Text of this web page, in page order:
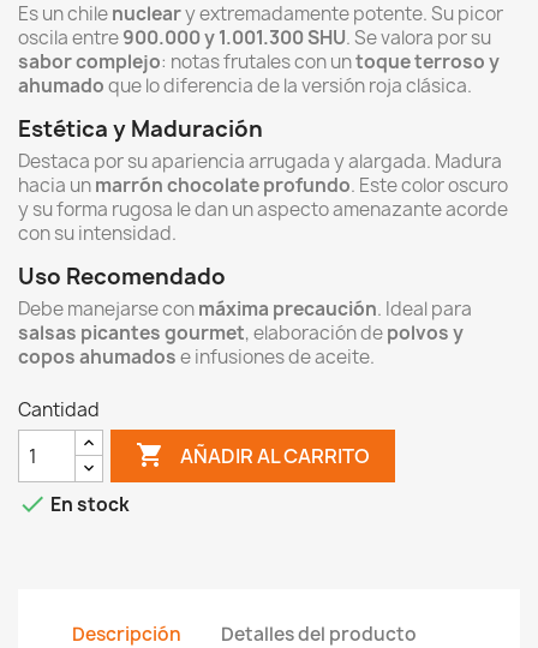
Es un chilenucleary extremadamente potente. Su picor
oscila entre900.000 y 1.001.300 SHU. Se valora por su
sabor complejo: notas frutales con untoque terroso y
ahumadoque lo diferencia de la versión roja clásica.
Estética y Maduración
Destaca por su apariencia arrugada y alargada. Madura
hacia unmarrón chocolate profundo. Este color oscuro
y su forma rugosa le dan un aspecto amenazante acorde
con su intensidad.
Uso Recomendado
Debe manejarse conmáxima precaución. Ideal para
salsas picantes gourmet, elaboración depolvos y
copos ahumadose infusiones de aceite.
Cantidad
 AÑADIR AL CARRITO
 En stock
Descripción Detalles del producto